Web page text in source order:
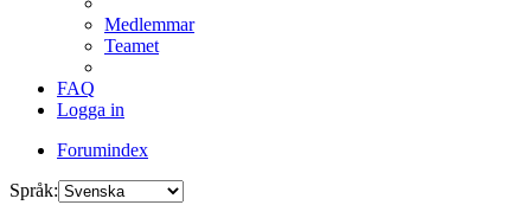
Medlemmar
Teamet
FAQ
Logga in
Forumindex
Språk: